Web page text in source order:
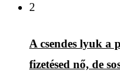
2
A csendes lyuk a
fizetésed nő, de